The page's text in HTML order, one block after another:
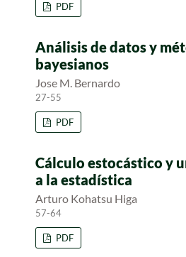
PDF
Análisis de datos y
bayesianos
Jose M. Bernardo
27-55
PDF
Cálculo estocástico y
a la estadística
Arturo Kohatsu Higa
57-64
PDF